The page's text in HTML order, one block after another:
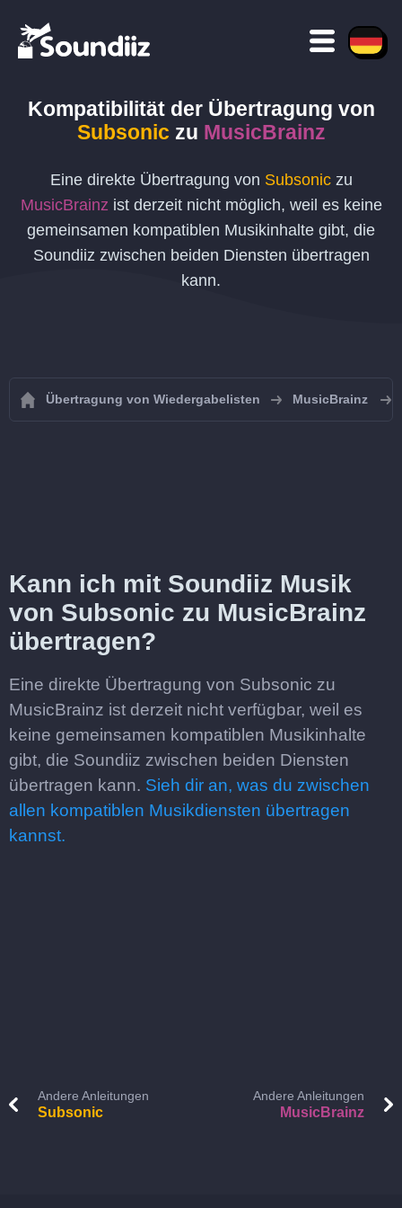
Kompatibilität der Übertragung von
Subsonic zu MusicBrainz
Eine direkte Übertragung von Subsoniczu
MusicBrainz ist derzeit nicht möglich, weil es keine
gemeinsamen kompatiblen Musikinhalte gibt, die
Soundiiz zwischen beiden Diensten übertragen
kann.
Übertragung von Wiedergabelisten MusicBrainz
Kann ich mit Soundiiz Musik
von Subsonic zu MusicBrainz
übertragen?
Eine direkte Übertragung von Subsonic zu
MusicBrainz ist derzeit nicht verfügbar, weil es
keine gemeinsamen kompatiblen Musikinhalte
gibt, die Soundiiz zwischen beiden Diensten
übertragen kann. Sieh dir an, was du zwischen
allen kompatiblen Musikdiensten übertragen
kannst.
Andere Anleitungen
Subsonic
Andere Anleitungen
MusicBrainz